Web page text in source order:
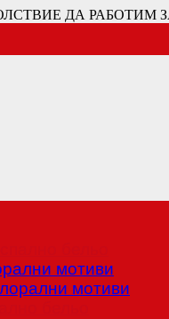
ДА РАБОТИМ ЗА
мотиви
мотиви